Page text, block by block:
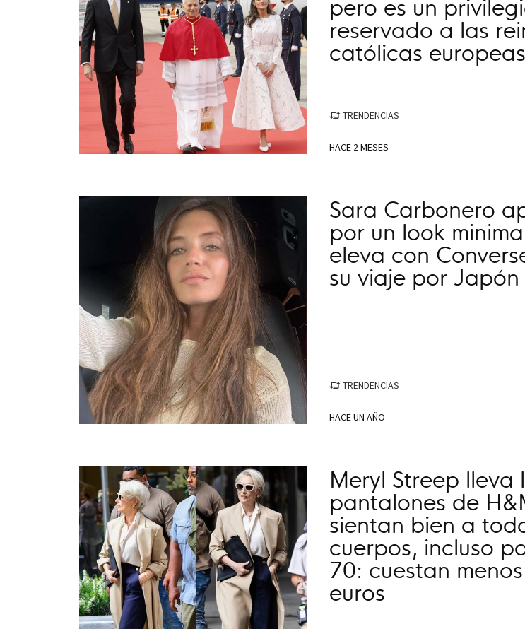
reservado a las
católicas europeas
TRENDENCIAS
HACE 2 MESES
Sara Carbonero
por un look
eleva con
su viaje por Japón
TRENDENCIAS
HACE UN AÑO
Meryl Streep lleva
pantalones de
sientan bien a
cuerpos, incluso
70: cuestan
euros